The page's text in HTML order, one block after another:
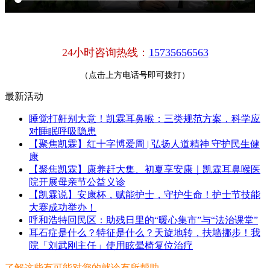
24小时咨询热线： 15735656563
（点击上方电话号即可拨打）
最新活动
睡觉打鼾别大意！凯霖耳鼻喉：三类规范方案，科学应
对睡眠呼吸隐患
【聚焦凯霖】红十字博爱周 | 弘扬人道精神 守护民生健
康
【聚焦凯霖】康养赶大集、初夏享安康｜凯霖耳鼻喉医
院开展母亲节公益义诊
【凯霖说】安康杯，赋能护士，守护生命！护士节技能
大赛成功举办！
呼和浩特回民区：助残日里的“暖心集市”与“法治课堂”
耳石症是什么？特征是什么？天旋地转，扶墙挪步！我
院「刘武刚主任」使用眩晕椅复位治疗